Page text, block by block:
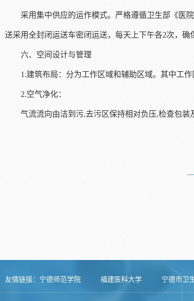
采用集中供应的运作模式。严格遵循卫生部《医
送采用全封闭运送车密闭运送，每天上下午各2次，
六、空间设计与管理
1.建筑布局：分为工作区域和辅助区域。其中工
2.空气净化：
气流流向由洁到污,去污区保持相对负压,检查包装
友情链接： 宁德师范学院 福建医科大学 宁德市卫